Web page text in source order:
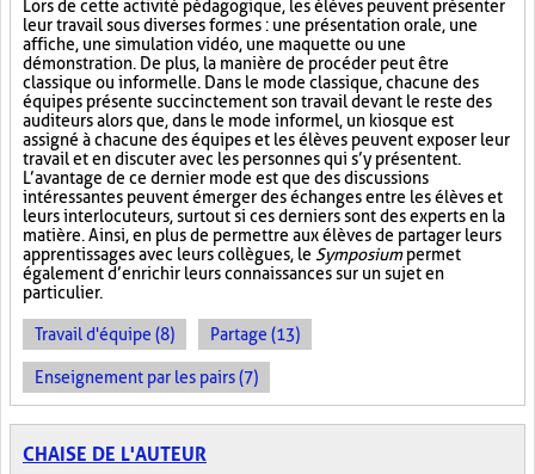
Lors de cette activité pédagogique, les élèves peuvent présenter
leur travail sous diverses formes : une présentation orale, une
affiche, une simulation vidéo, une maquette ou une
démonstration. De plus, la manière de procéder peut être
classique ou informelle. Dans le mode classique, chacune des
équipes présente succinctement son travail devant le reste des
auditeurs alors que, dans le mode informel, un kiosque est
assigné à chacune des équipes et les élèves peuvent exposer leur
travail et en discuter avec les personnes qui s’y présentent.
L’avantage de ce dernier mode est que des discussions
intéressantes peuvent émerger des échanges entre les élèves et
leurs interlocuteurs, surtout si ces derniers sont des experts en la
matière. Ainsi, en plus de permettre aux élèves de partager leurs
apprentissages avec leurs collègues, le Symposiumpermet
également d’enrichir leurs connaissances sur un sujet en
particulier.
Travail d'équipe (8) Partage (13)
Enseignement par les pairs (7)
CHAISE DE L'AUTEUR